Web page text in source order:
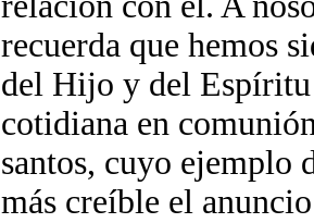
recuerda que hemos
del Hijo y del Espíritu
cotidiana en
santos, cuyo ejemplo
más creíble el